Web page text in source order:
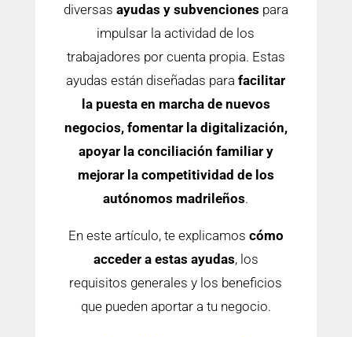
diversas ayudas y subvenciones para
impulsar la actividad de los
trabajadores por cuenta propia. Estas
ayudas están diseñadas parafacilitar
la puesta en marcha de nuevos
negocios, fomentar la digitalización,
apoyar la conciliación familiar y
mejorar la competitividad de los
autónomos madrileños.
En este artículo, te explicamos cómo
acceder a estas ayudas, los
requisitos generales y los beneficios
que pueden aportar a tu negocio.